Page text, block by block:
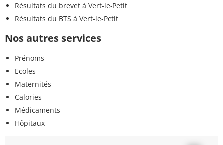
Résultats du brevet à Vert-le-Petit
Résultats du BTS à Vert-le-Petit
Nos autres services
Prénoms
Ecoles
Maternités
Calories
Médicaments
Hôpitaux